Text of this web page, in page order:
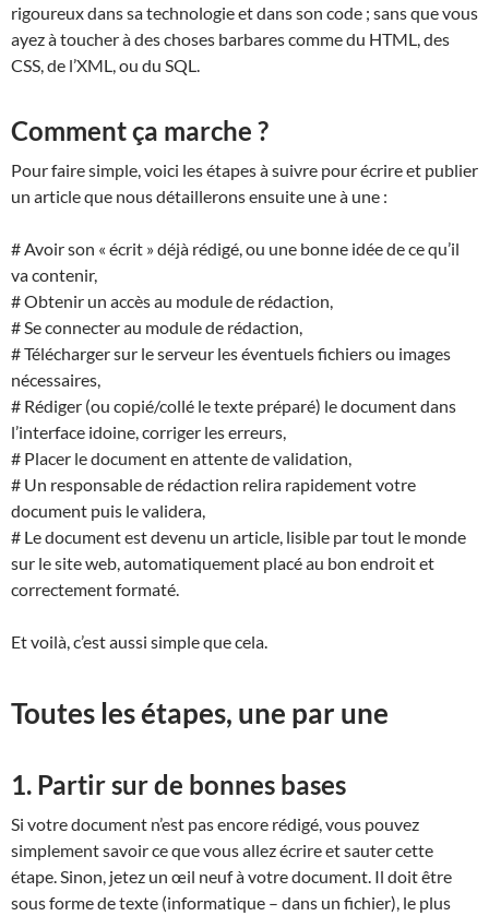
rigoureux dans sa technologie et dans son code ; sans que vous
ayez à toucher à des choses barbares comme du HTML, des
CSS, de l’XML, ou du SQL.
Comment ça marche ?
Pour faire simple, voici les étapes à suivre pour écrire et publier
un article que nous détaillerons ensuite une à une :
# Avoir son « écrit » déjà rédigé, ou une bonne idée de ce qu’il
va contenir,
# Obtenir un accès au module de rédaction,
# Se connecter au module de rédaction,
# Télécharger sur le serveur les éventuels fichiers ou images
nécessaires,
# Rédiger (ou copié/collé le texte préparé) le document dans
l’interface idoine, corriger les erreurs,
# Placer le document en attente de validation,
# Un responsable de rédaction relira rapidement votre
document puis le validera,
# Le document est devenu un article, lisible par tout le monde
sur le site web, automatiquement placé au bon endroit et
correctement formaté.
Et voilà, c’est aussi simple que cela.
Toutes les étapes, une par une
1. Partir sur de bonnes bases
Si votre document n’est pas encore rédigé, vous pouvez
simplement savoir ce que vous allez écrire et sauter cette
étape. Sinon, jetez un œil neuf à votre document. Il doit être
sous forme de texte (informatique – dans un fichier), le plus